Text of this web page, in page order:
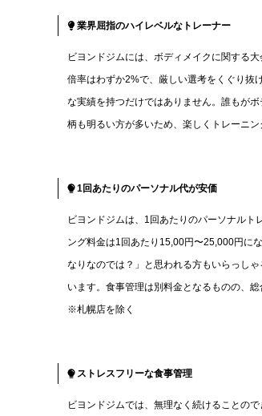
業界屈指のハイレベルなトレーナー
ビヨンドジムには、ボディメイクに関する
倍率はわずか2%で、厳しい選考をくぐり抜
な実績を持つだけではありません。誰もが
柄も明るい方が多いため、楽しくトレーニ
1回あたりのパーソナル代が安価
ビヨンドジムは、1回あたりのパーソナル
ング料金は1回あたり15,00円〜25,000円に
なりなのでは？」と思われる方もいらっし
います。食事管理は別料金となるものの、
※札幌店を除く
ストレスフリーな食事管理
ビヨンドジムでは、無理なく続けることの